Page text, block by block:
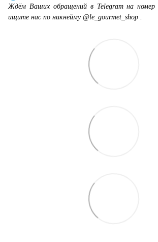
Ждём Ваших обращений в Telegram на номер
ищите нас по никнейму @le_gourmet_shop .